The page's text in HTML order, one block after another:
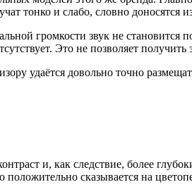
тонко и слабо, словно доносятся
громкости звук не
Это не позволяет
удаётся довольно точно
и, как следствие, более
сказывается на